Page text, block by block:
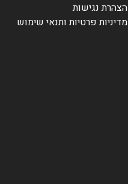
הצהרת נגישות
מדיניות פרטיות ותנאי שימוש